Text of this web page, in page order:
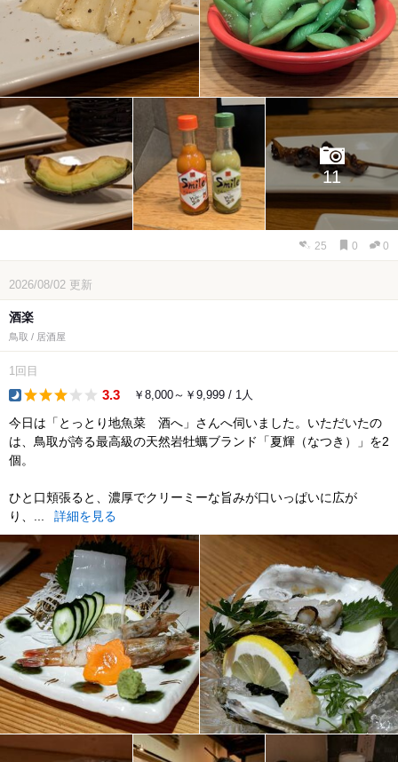
11
25 0 0
2026/08/02 更新
酒楽
鳥取 / 居酒屋
1回目
3.3 ￥8,000～￥9,999 / 1人
今日は「とっとり地魚菜 酒へ」さんへ伺いました。いただいたの
は、鳥取が誇る最高級の天然岩牡蠣ブランド「夏輝（なつき）」を2
個。
ひと口頬張ると、濃厚でクリーミーな旨みが口いっぱいに広が
り、...
詳細を見る